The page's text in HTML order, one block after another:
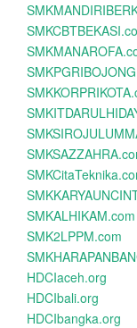
SMKALHIKAM.com
SMK2LPPM.com
HDCIaceh.org
HDCIbali.org
HDCIbangka.org